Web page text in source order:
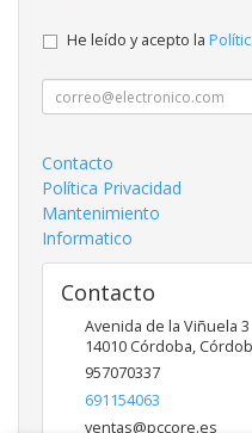
He leído y acepto la
Contacto
Política Privacidad
Mantenimiento
Informatico
Contacto
Avenida de la Viñuela 3
14010 Córdoba,
957070337
691154063
ventas@pccore.es